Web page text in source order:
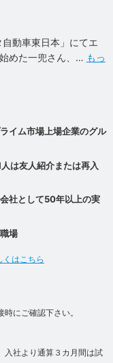
動車東日本」にてエ
めた一兜さん、
もっ
イム市場上場企業のグル
は友人紹介または再入
社として50年以上の実
場
くはこちら
にご確認下さい。
入社より通算３カ月間は試